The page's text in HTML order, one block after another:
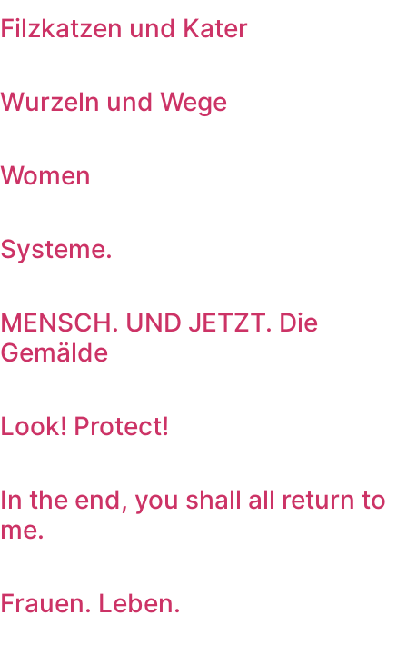
Filzkatzen und Kater
Wurzeln und Wege
Women
Systeme.
MENSCH. UND JETZT. Die
Gemälde
Look! Protect!
In the end, you shall all return to
me.
Frauen. Leben.